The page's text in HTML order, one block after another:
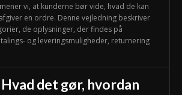
vi, at kunderne bør vide, hvad de kan
en ordre. Denne vejledning beskriver
de oplysninger, der findes på
og leveringsmuligheder, returnering
det gør, hvordan